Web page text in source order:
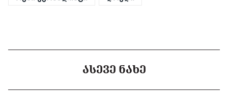
ᲐᲡᲔᲕᲔ ᲜᲐᲮᲔ